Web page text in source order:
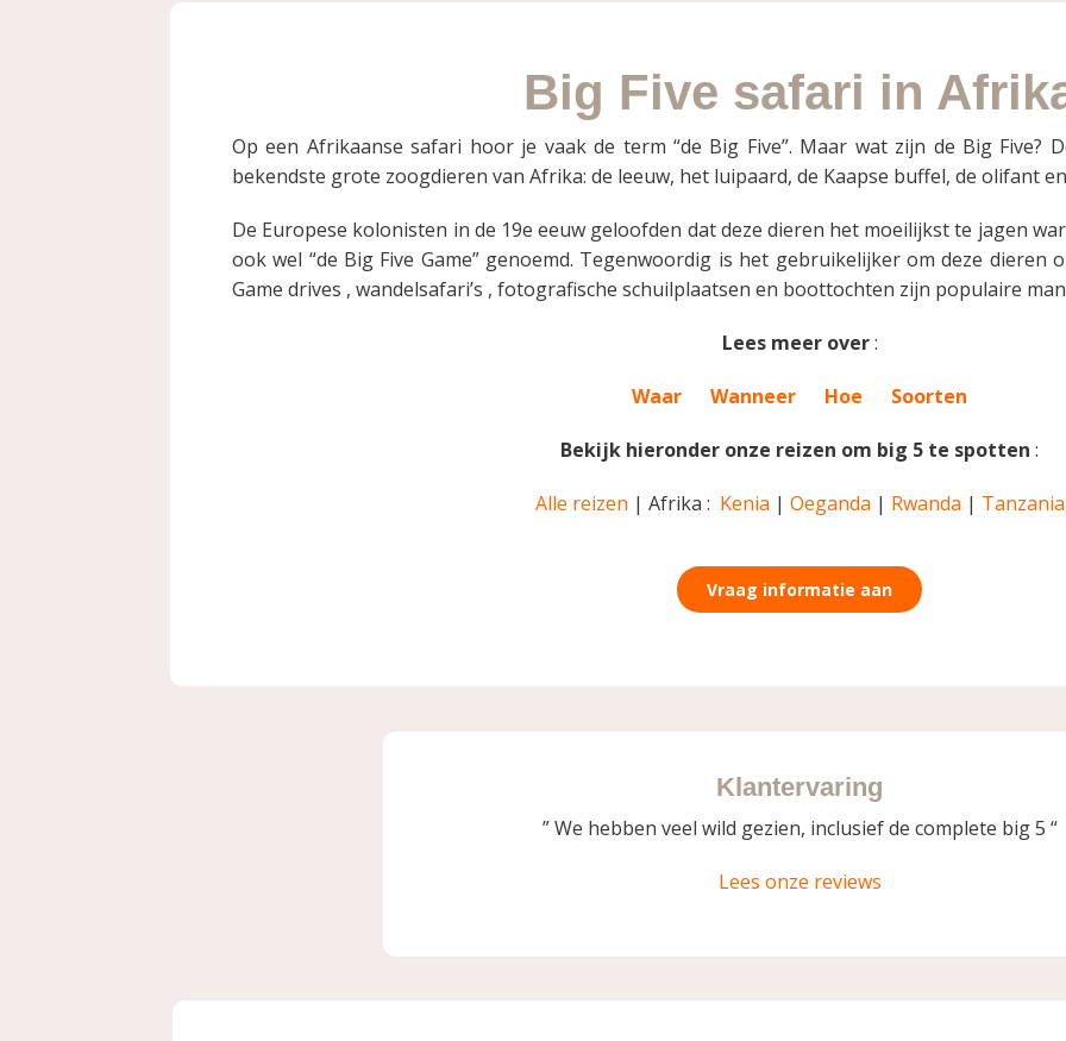
Big Five safari in
Op een Afrikaanse safari hoor je vaak de term “de Big Five”. Maar wat zijn de Big Five?
bekendste grote zoogdieren van Afrika: de leeuw, het luipaard, de Kaapse buffel, de olifant
De Europese kolonisten in de 19e eeuw geloofden dat deze dieren het moeilijkst te jagen
ook wel “de Big Five Game” genoemd. Tegenwoordig is het gebruikelijker om deze dieren
Game drives , wandelsafari’s , fotografische schuilplaatsen en boottochten zijn populaire
Lees meer over:
Waar Wanneer Hoe Soorten
Bekijk hieronder onze reizen om big 5 te spotten :
Alle reizen | Afrika : Kenia | Oeganda | Rwanda | Tanzania
Vraag informatie aan
Klantervaring
” We hebben veel wild gezien, inclusief de complete big 5 “
Lees onze reviews